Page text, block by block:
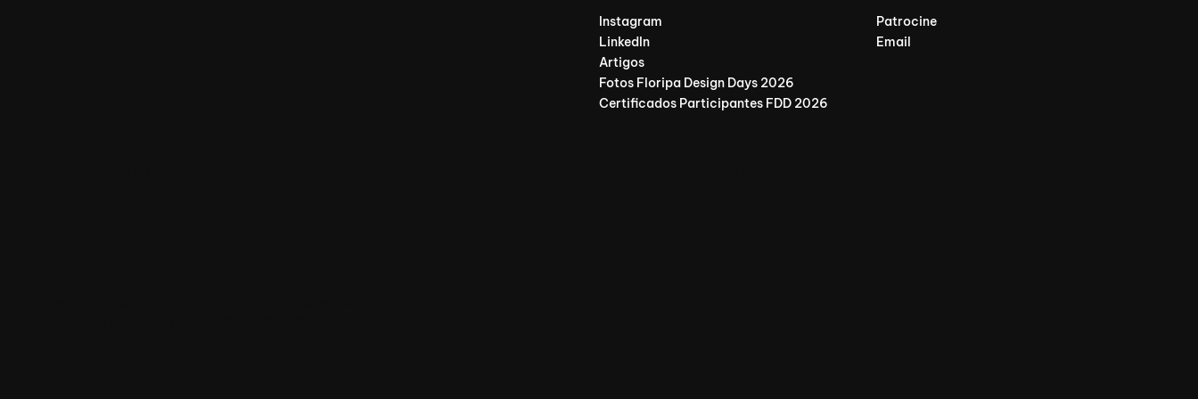
Instagram
LinkedIn
Artigos
Fotos Floripa Design Days 2026
Certificados Participantes FDD 2026
Patrocine
Email